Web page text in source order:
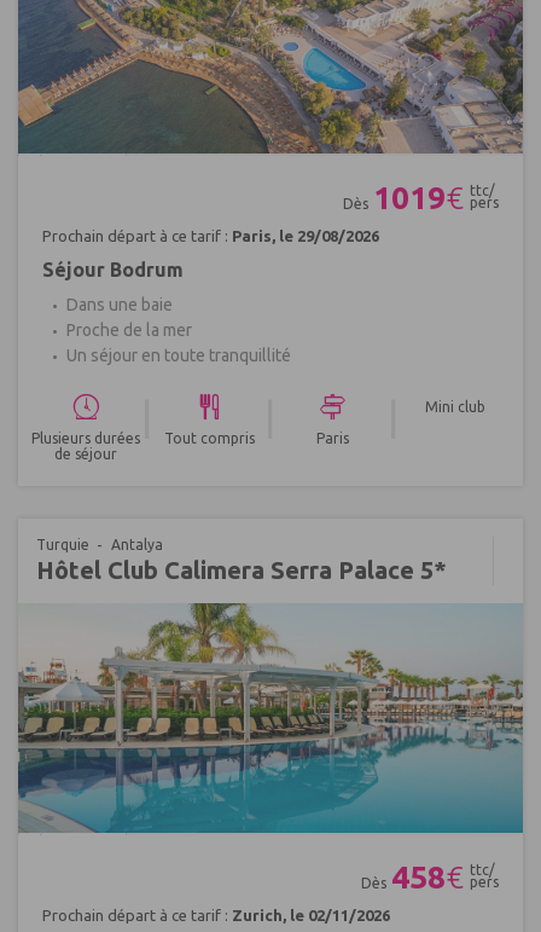
Dès 1019€ ttc/
pers
Prochain départ à ce tarif : Paris, le 29/08/2026
Séjour Bodrum
Dans une baie
Proche de la mer
Un séjour en toute tranquillité
Plusieurs durées
de séjour
Tout compris Paris
Mini club
Turquie Antalya
Hôtel Club Calimera Serra Palace 5*
Dès 458€ ttc/
pers
Prochain départ à ce tarif : Zurich, le 02/11/2026